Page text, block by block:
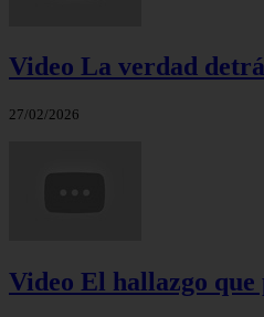
Video La verdad
27/02/2026
Video El hallazgo